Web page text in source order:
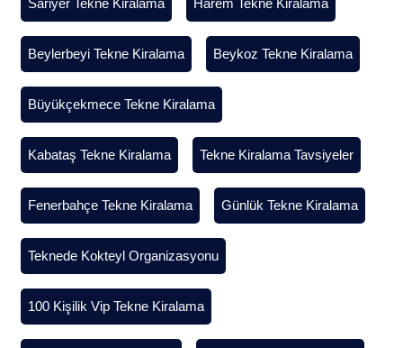
Sariyer Tekne Kiralama Harem Tekne Kiralama
Beylerbeyi Tekne Kiralama Beykoz Tekne Kiralama
Büyükçekmece Tekne Kiralama
Kabataş Tekne Kiralama Tekne Kiralama Tavsiyeler
Fenerbahçe Tekne Kiralama Günlük Tekne Kiralama
Teknede Kokteyl Organizasyonu
100 Kişilik Vip Tekne Kiralama